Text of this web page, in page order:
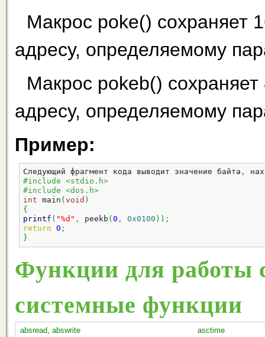
Макрос poke() сохраняет
адресу, определяемому
Макрос pokeb()
адресу, определяемому
Пример:
Следующий фрагмент кода выводит значение байта ,
#include <stdio.h>
#include <dos.h>
int main ( void )
{
printf ( "%d" , peekb ( 0 , 0x0100 ) ) ;
return 0 ;
}
Функции для работы
системные функции
absread, abswrite
asctime